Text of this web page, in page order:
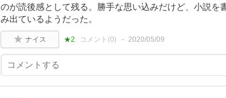
のが読後感として残る。勝手な思い込みだけど、小説を
み出ているようだった。
ナイス ★2 コメント(0) 2020/05/09